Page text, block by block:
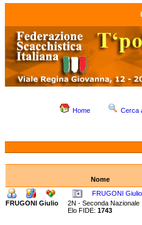
Home Cerca
Nome
FRUGONI Giulio
FRUGONI Giulio
2N - Seconda
Elo FIDE: 1743